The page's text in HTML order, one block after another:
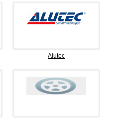
Alutec